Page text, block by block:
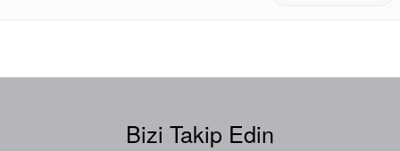
Bizi Takip Edin